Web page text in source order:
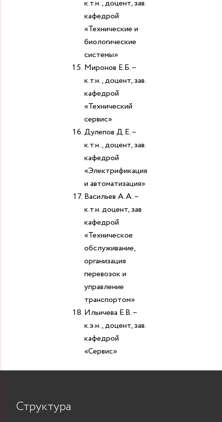
к.т.н., доцент, зав.
кафедрой
«Технические и
биологические
системы»
Миронов Е.Б. –
к.т.н., доцент, зав.
кафедрой
«Технический
сервис»
Дулепов Д.Е. –
к.т.н., доцент, зав.
кафедрой
«Электрификация
и автоматизация»
Васильев А.А. –
к.т.н. доцент, зав
кафедрой
«Техническое
обслуживание,
организация
перевозок и
управление
транспортом»
Ильичева Е.В. –
к.э.н., доцент, зав.
кафедрой
«Сервис»
Структура